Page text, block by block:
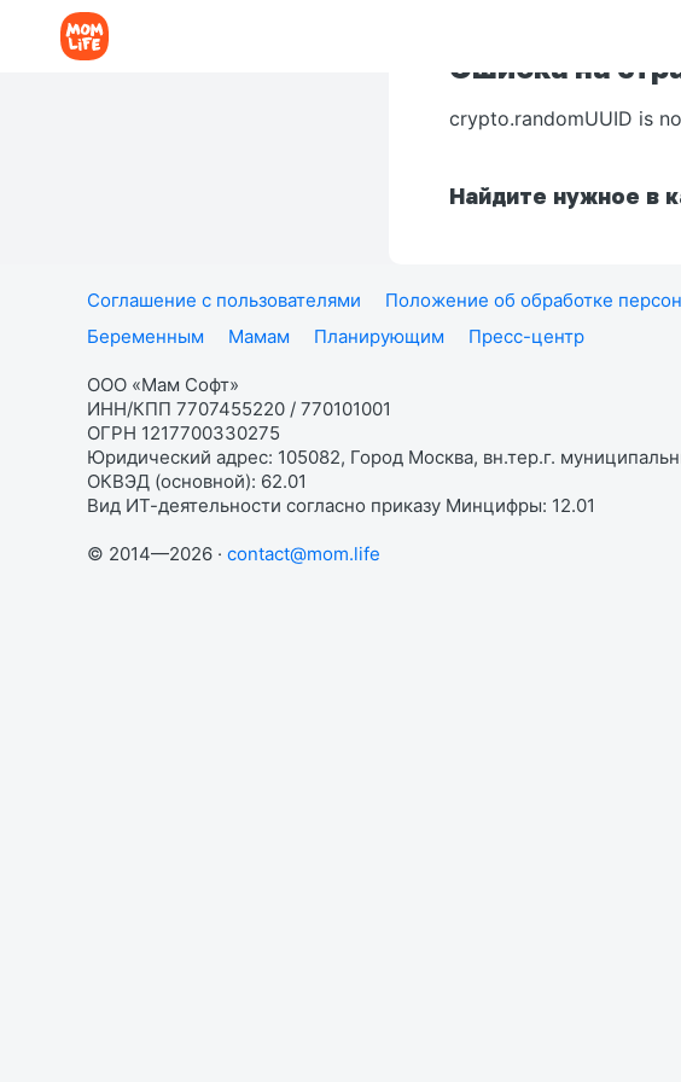
Ошибка на
crypto.randomUUID is
Найдите нужное в
Соглашение с пользователями Положение об обработке
Беременным
Мамам Планирующим Пресс-центр
ООО «Мам Софт»
ИНН/КПП 7707455220 / 770101001
ОГРН 1217700330275
Юридический адрес: 105082, Город Москва, вн.тер.г.
ОКВЭД (основной): 62.01
Вид ИТ-деятельности согласно приказу Минцифры: 12.01
© 2014—2026 · contact@mom.life